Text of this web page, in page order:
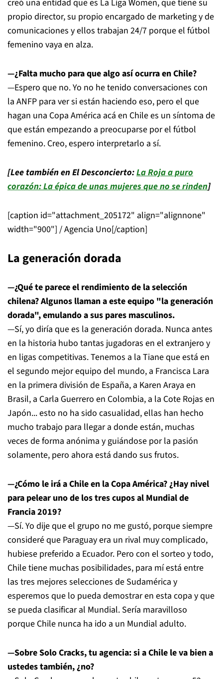
creó una entidad que es La Liga Women, que tiene su
propio director, su propio encargado de marketing y de
comunicaciones y ellos trabajan 24/7 porque el fútbol
femenino vaya en alza.
—¿Falta mucho para que algo así ocurra en Chile?
—Espero que no. Yo no he tenido conversaciones con
la ANFP para ver si están haciendo eso, pero el que
hagan una Copa América acá en Chile es un síntoma de
que están empezando a preocuparse por el fútbol
femenino. Creo, espero interpretarlo a sí.
[Lee también en El Desconcierto:La Roja a puro
corazón: La épica de unas mujeres que no se rinden]
[caption id="attachment_205172" align="alignnone"
width="900"] / Agencia Uno[/caption]
La generación dorada
—¿Qué te parece el rendimiento de la selección
chilena? Algunos llaman a este equipo "la generación
dorada", emulando a sus pares masculinos.
—Sí, yo diría que es la generación dorada. Nunca antes
en la historia hubo tantas jugadoras en el extranjero y
en ligas competitivas. Tenemos a la Tiane que está en
el segundo mejor equipo del mundo, a Francisca Lara
en la primera división de España, a Karen Araya en
Brasil, a Carla Guerrero en Colombia, a la Cote Rojas en
Japón... esto no ha sido casualidad, ellas han hecho
mucho trabajo para llegar a donde están, muchas
veces de forma anónima y guiándose por la pasión
solamente, pero ahora está dando sus frutos.
—¿Cómo le irá a Chile en la Copa América? ¿Hay nivel
para pelear uno de los tres cupos al Mundial de
Francia 2019?
—Sí. Yo dije que el grupo no me gustó, porque siempre
consideré que Paraguay era un rival muy complicado,
hubiese preferido a Ecuador. Pero con el sorteo y todo,
Chile tiene muchas posibilidades, para mí está entre
las tres mejores selecciones de Sudamérica y
esperemos que lo pueda demostrar en esta copa y que
se pueda clasificar al Mundial. Sería maravilloso
porque Chile nunca ha ido a un Mundial adulto.
—Sobre Solo Cracks, tu agencia: si a Chile le va bien a
ustedes también, ¿no?